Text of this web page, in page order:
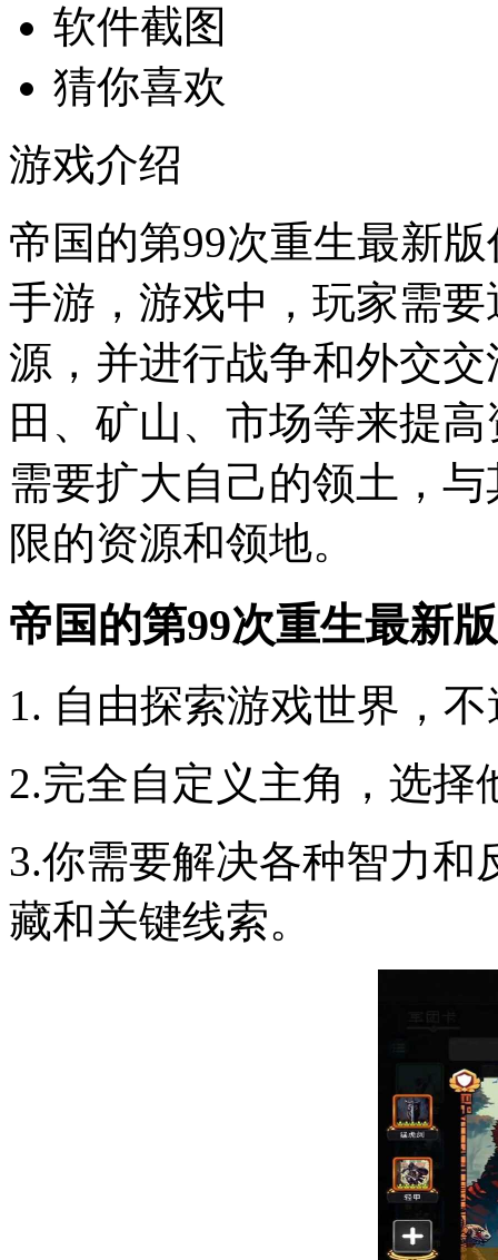
软件截图
猜你喜欢
游戏介绍
帝国的第99次重生最新
手游，游戏中，玩家需
源，并进行战争和外交
田、矿山、市场等来提
需要扩大自己的领土，
限的资源和领地。
帝国的第99次重生最新
1. 自由探索游戏世界，
2.完全自定义主角，选
3.你需要解决各种智力
藏和关键线索。